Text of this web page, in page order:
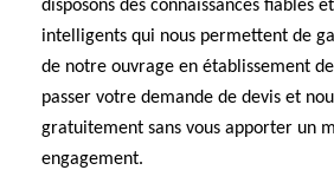
disposons des connaissances fiables
intelligents qui nous permettent de
de notre ouvrage en établissement
passer votre demande de devis et
gratuitement sans vous apporter un
engagement.